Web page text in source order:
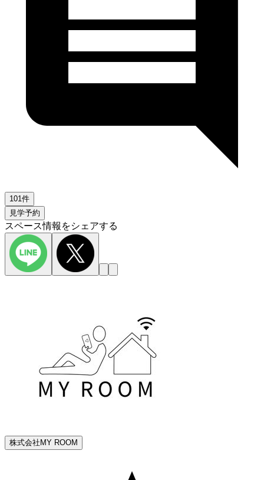
101件
見学予約
スペース情報をシェアする
株式会社MY ROOM